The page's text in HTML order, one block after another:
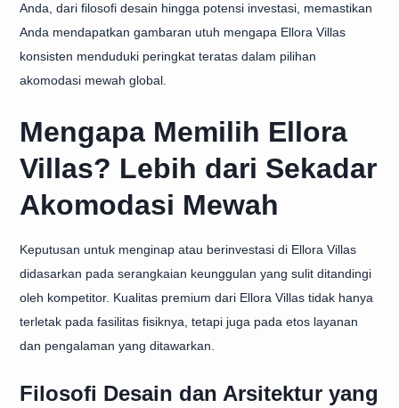
Anda, dari filosofi desain hingga potensi investasi, memastikan
Anda mendapatkan gambaran utuh mengapa Ellora Villas
konsisten menduduki peringkat teratas dalam pilihan
akomodasi mewah global.
Mengapa Memilih Ellora
Villas? Lebih dari Sekadar
Akomodasi Mewah
Keputusan untuk menginap atau berinvestasi di Ellora Villas
didasarkan pada serangkaian keunggulan yang sulit ditandingi
oleh kompetitor. Kualitas premium dari Ellora Villas tidak hanya
terletak pada fasilitas fisiknya, tetapi juga pada etos layanan
dan pengalaman yang ditawarkan.
Filosofi Desain dan Arsitektur yang